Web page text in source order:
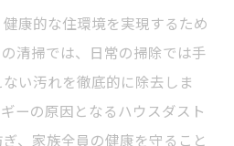
康的な住環境を実現するため
清掃では、日常の掃除では手
い汚れを徹底的に除去しま
ーの原因となるハウスダスト
、家族全員の健康を守ること